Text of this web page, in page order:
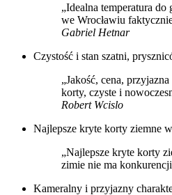
„Idealna temperatura
we Wrocławiu
Gabriel Hetnar
Czystość i stan szatni,
„Jakość, cena,
korty, czyste i
Robert Wcislo
Najlepsze kryte korty ziemne
„Najlepsze kryte korty
zimie nie ma
Kameralny i przyjazny